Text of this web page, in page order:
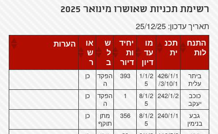
רשימת תכניות שאושרו מינואר 2025
תאריך עדכון: 25/12/25
התנח
לות
תכנ
ית
מו
עד
דיון
יחיד
ות
דיור
ש
ל
ב
או
ש
ר
הערות
ביתר
עלית
426/1/1
/3/10/1
1/1/2
5
393
הפקד
ה
כן
כוכב
יעקב
242/1/2
8/1/2
5
1
הפקד
ה
כן
גבע
בנימין
240/1/1
8/1/2
5
356
מתן
תוקף
כן